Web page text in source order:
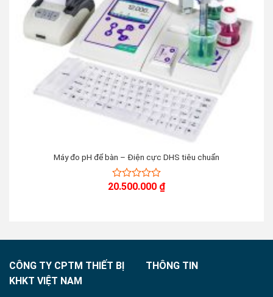
Máy đo pH để bàn – Điện cực DHS tiêu chuẩn
0
20.500.000 ₫
CÔNG TY CPTM THIẾT BỊ
KHKT VIỆT NAM
THÔNG TIN